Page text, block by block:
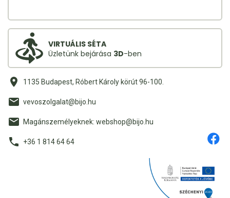
VIRTUÁLIS SÉTA
Üzletünk bejárása 3D-ben
1135 Budapest, Róbert Károly körút 96-100.
vevoszolgalat@bijo.hu
Magánszemélyeknek: webshop@bijo.hu
+36 1 814 64 64